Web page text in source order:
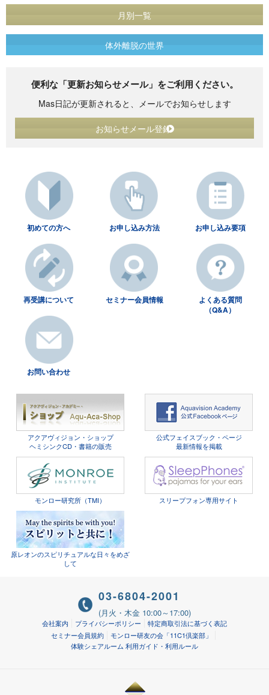
月別一覧
体外離脱の世界
便利な「更新お知らせメール」をご利用ください。
Mas日記が更新されると、メールでお知らせします
お知らせメール登録
初めての方へ お申し込み方法 お申し込み要項
再受講について セミナー会員情報
よくある質問
（Q&A）
お問い合わせ
アクアヴィジョン・ショップ
ヘミシンクCD・書籍の販売
公式フェイスブック・ページ
最新情報を掲載
モンロー研究所（TMI） スリープフォン専用サイト
原レオンのスピリチュアルな日々をめざ
して
会社案内 プライバシーポリシー
特定商取引法に基づく表記
セミナー会員規約
モンロー研友の会「11C1倶楽部」
体験シェアルーム 利用ガイド・利用ルール
03-6804-2001
(月火・木金 10:00～17:00)